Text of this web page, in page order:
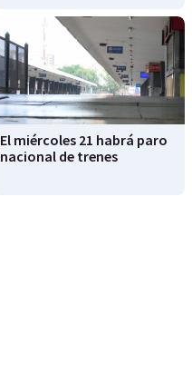
El miércoles 21 habrá paro
nacional de trenes